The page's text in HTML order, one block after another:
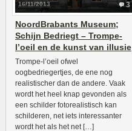
3
16/11/2013
NoordBrabants Museum;
Schijn Bedriegt – Trompe-
l’oeil en de kunst van illusie
Trompe-l’oeil ofwel
oogbedriegertjes, de ene nog
realistischer dan de andere. Vaak
wordt het heel knap gevonden als
een schilder fotorealistisch kan
schilderen, net iets interessanter
wordt het als het net […]